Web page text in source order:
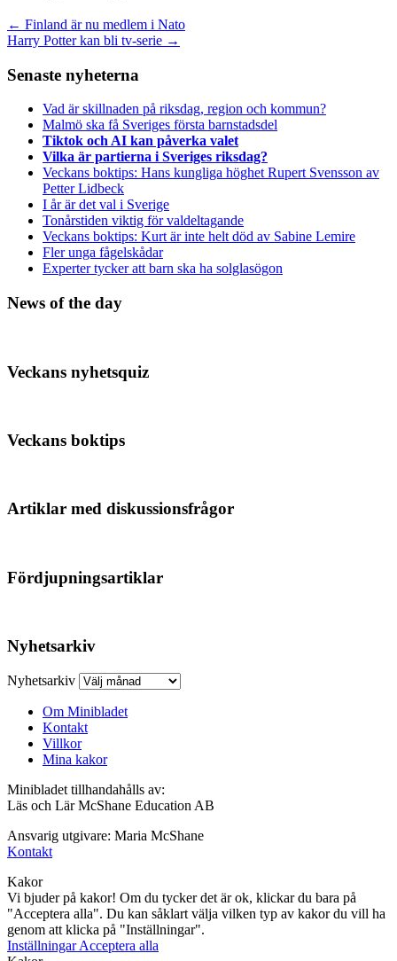
← Finland är nu medlem i Nato
Harry Potter kan bli tv-serie →
Senaste nyheterna
Vad är skillnaden på riksdag, region och kommun?
Malmö ska få Sveriges första barnstadsdel
Tiktok och AI kan påverka valet
Vilka är partierna i Sveriges riksdag?
Veckans boktips: Hans kungliga höghet Rupert Svensson av
Petter Lidbeck
I år är det val i Sverige
Tonårstiden viktig för valdeltagande
Veckans boktips: Kurt är inte helt död av Sabine Lemire
Fler unga fågelskådar
Experter tycker att barn ska ha solglasögon
News of the day
Veckans nyhetsquiz
Veckans boktips
Artiklar med diskussionsfrågor
Fördjupningsartiklar
Nyhetsarkiv
Nyhetsarkiv
Om Minibladet
Kontakt
Villkor
Mina kakor
Minibladet tillhandahålls av:
Läs och Lär McShane Education AB
Ansvarig utgivare: Maria McShane
Kontakt
Kakor
Vi bjuder på kakor! Om du tycker det är ok, klickar du bara på
"Acceptera alla". Du kan såklart välja vilken typ av kakor du vill ha
genom att klicka på "Inställningar".
InställningarAcceptera alla